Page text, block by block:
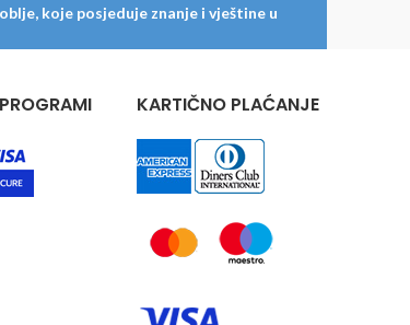
koje posjeduje znanje i vještine u
KARTIČNO PLAĆANJE